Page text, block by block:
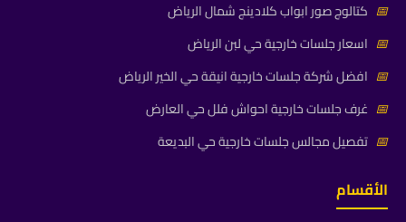
📅 كتالوج صور ابواب كلادينج شمال الرياض
📅 اسعار جلسات خارجية حي لبن الرياض
📅 افضل شركة جلسات خارجية انيقة حي الخير الرياض
📅 غرف جلسات خارجية احواش فلل حي العارض
📅 تفصيل مجالس جلسات خارجية حي البديعة
الأقسام